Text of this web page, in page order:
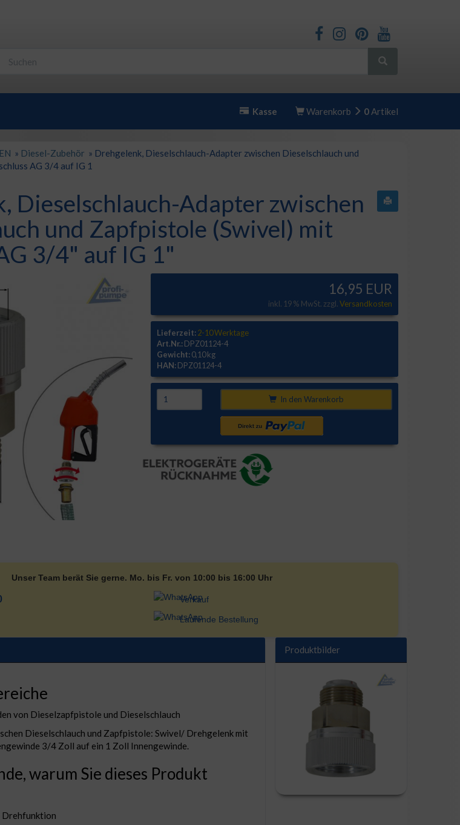
Kasse Warenkorb 0 Artikel
» Diesel-Zubehör » Drehgelenk, Dieselschlauch-Adapter zwischen Dieselschlauch und
AG 3/4 auf IG 1
Dieselschlauch-Adapter zwischen
und Zapfpistole (Swivel) mit
3/4" auf IG 1"
16,95 EUR
inkl. 19 % MwSt. zzgl.Versandkosten
Lieferzeit:2-10 Werktage
Art.Nr.:DPZ01124-4
Gewicht:0,10 kg
HAN:DPZ01124-4
In den Warenkorb
Unser Team berät Sie gerne. Mo. bis Fr. von 10:00 bis 16:00 Uhr
Verkauf
Laufende Bestellung
Produktbilder
von Dieselzapfpistole und Dieselschlauch
Dieselschlauch und Zapfpistole: Swivel/ Drehgelenk mit
3/4 Zoll auf ein 1 Zoll Innengewinde.
warum Sie dieses Produkt
Drehfunktion